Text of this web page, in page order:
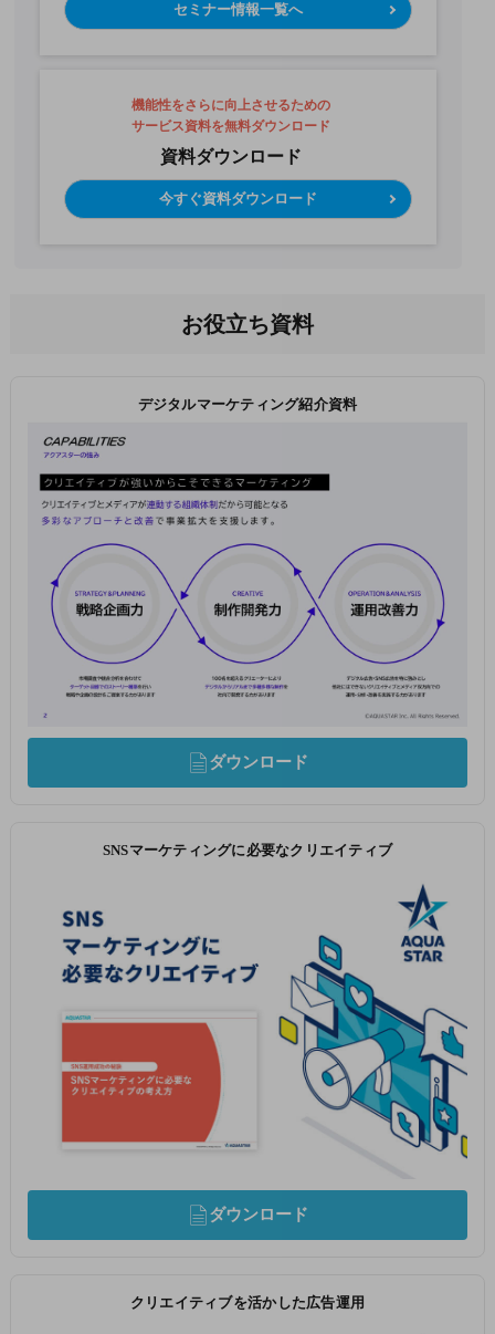
セミナー情報一覧へ
機能性をさらに向上させるための
サービス資料を無料ダウンロード
資料ダウンロード
今すぐ資料ダウンロード
お役立ち資料
デジタルマーケティング紹介資料
ダウンロード
SNSマーケティングに必要なクリエイティブ
ダウンロード
クリエイティブを活かした広告運用